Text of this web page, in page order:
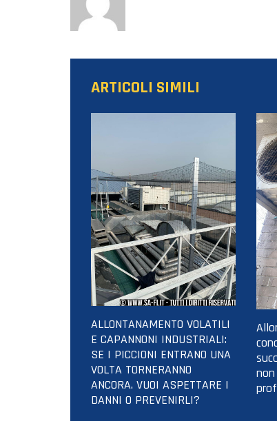
ARTICOLI SIMILI
ALLONTANAMENTO VOLATILI
E CAPANNONI INDUSTRIALI:
SE I PICCIONI ENTRANO UNA
VOLTA TORNERANNO
ANCORA. VUOI ASPETTARE I
DANNI O PREVENIRLI?